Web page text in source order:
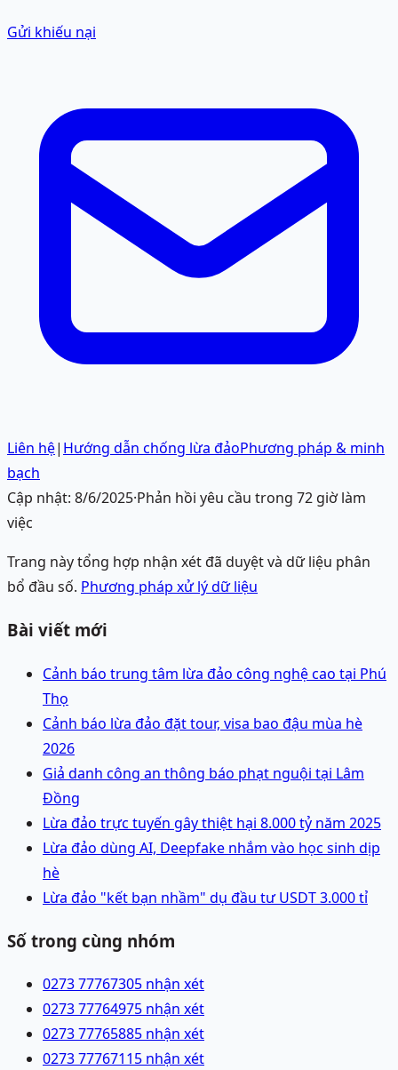
Gửi khiếu nại
Liên hệ| Hướng dẫn chống lừa đảoPhương pháp & minh
bạch
Cập nhật: 8/6/2025·Phản hồi yêu cầu trong 72 giờ làm
việc
Trang này tổng hợp nhận xét đã duyệt và dữ liệu phân
bổ đầu số. Phương pháp xử lý dữ liệu
Bài viết mới
Cảnh báo trung tâm lừa đảo công nghệ cao tại Phú
Thọ
Cảnh báo lừa đảo đặt tour, visa bao đậu mùa hè
2026
Giả danh công an thông báo phạt nguội tại Lâm
Đồng
Lừa đảo trực tuyến gây thiệt hại 8.000 tỷ năm 2025
Lừa đảo dùng AI, Deepfake nhắm vào học sinh dịp
hè
Lừa đảo "kết bạn nhầm" dụ đầu tư USDT 3.000 tỉ
Số trong cùng nhóm
0273 77767305 nhận xét
0273 77764975 nhận xét
0273 77765885 nhận xét
0273 77767115 nhận xét